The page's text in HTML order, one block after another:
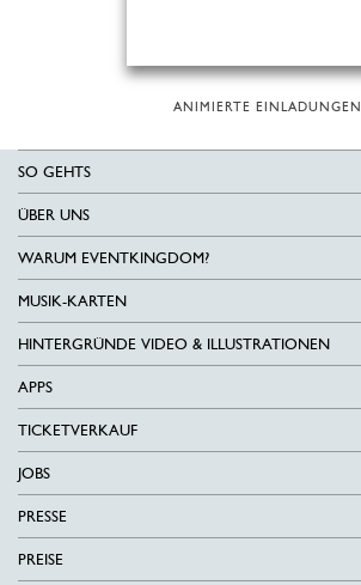
ANIMIERTE EINLADUNGEN
SO GEHTS
ÜBER UNS
WARUM EVENTKINGDOM?
MUSIK-KARTEN
HINTERGRÜNDE VIDEO & ILLUSTRATIONEN
APPS
TICKETVERKAUF
JOBS
PRESSE
PREISE